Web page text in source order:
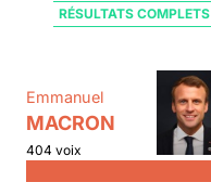
RÉSULTATS COMPLETS
Emmanuel
MACRON
404 voix